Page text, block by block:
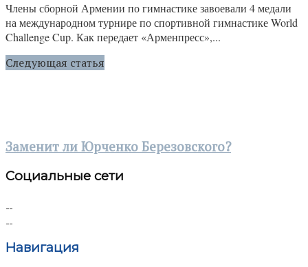
Члены сборной Армении по гимнастике завоевали 4 медали
на международном турнире по спортивной гимнастике World
Challenge Cup. Как передает «Арменпресс»,...
Следующая статья
Заменит ли Юрченко Березовского?
Социальные сети
Навигация